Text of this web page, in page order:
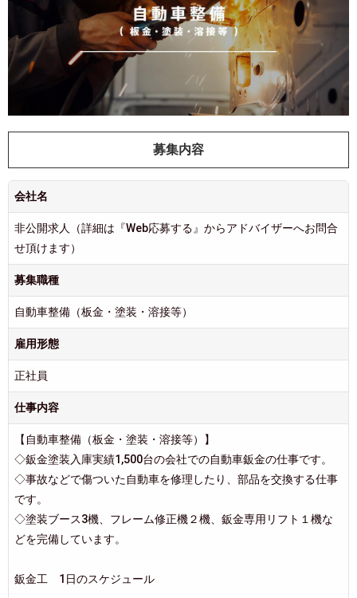
募集内容
会社名
非公開求人（詳細は『Web応募する』からアドバイザーへお問合
せ頂けます）
募集職種
自動車整備（板金・塗装・溶接等）
雇用形態
正社員
仕事内容
【自動車整備（板金・塗装・溶接等）】
◇鈑金塗装入庫実績1,500台の会社での自動車鈑金の仕事です。
◇事故などで傷ついた自動車を修理したり、部品を交換する仕事
です。
◇塗装ブース3機、フレーム修正機２機、鈑金専用リフト１機な
どを完備しています。
鈑金工 1日のスケジュール